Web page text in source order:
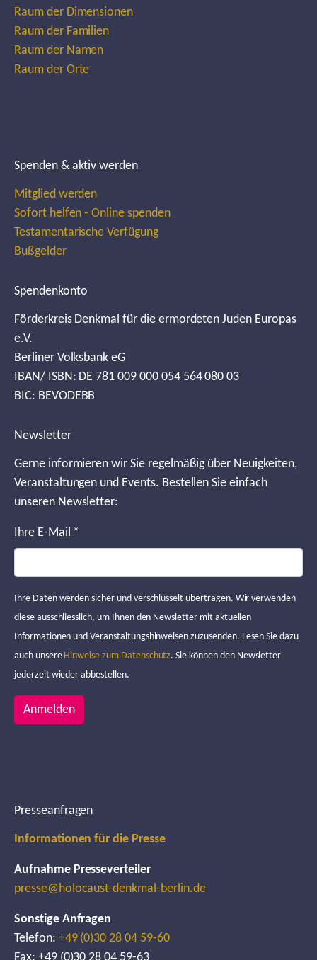
Raum der Dimensionen
Raum der Familien
Raum der Namen
Raum der Orte
Spenden & aktiv werden
Mitglied werden
Sofort helfen - Online spenden
Testamentarische Verfügung
Bußgelder
Spendenkonto
Förderkreis Denkmal für die ermordeten Juden Europas
e.V.
Berliner Volksbank eG
IBAN/ ISBN: DE 781 009 000 054 564 080 03
BIC: BEVODEBB
Newsletter
Gerne informieren wir Sie regelmäßig über Neuigkeiten,
Veranstaltungen und Events. Bestellen Sie einfach
unseren Newsletter:
Ihre E-Mail *
Ihre Daten werden sicher und verschlüsselt übertragen. Wir verwenden
diese ausschliesslich, um Ihnen den Newsletter mit aktuellen
Informationen und Veranstaltungshinweisen zuzusenden. Lesen Sie dazu
auch unsere Hinweise zum Datenschutz. Sie können den Newsletter
jederzeit wieder abbestellen.
Anmelden
Presseanfragen
Informationen für die Presse
Aufnahme Presseverteiler
presse@holocaust-denkmal-berlin.de
Sonstige Anfragen
Telefon: +49 (0)30 28 04 59-60